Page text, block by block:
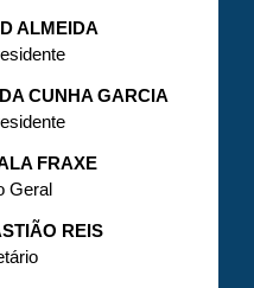
ALMEIDA
CUNHA GARCIA
FRAXE
Geral
REIS